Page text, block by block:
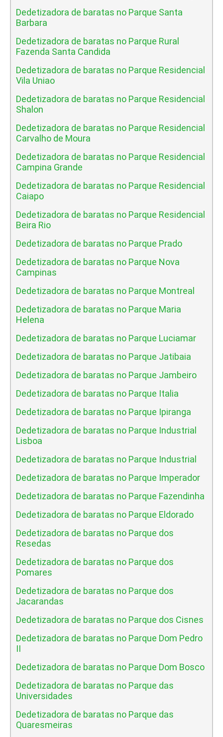
Dedetizadora de baratas no Parque Santa
Barbara
Dedetizadora de baratas no Parque Rural
Fazenda Santa Candida
Dedetizadora de baratas no Parque Residencial
Vila Uniao
Dedetizadora de baratas no Parque Residencial
Shalon
Dedetizadora de baratas no Parque Residencial
Carvalho de Moura
Dedetizadora de baratas no Parque Residencial
Campina Grande
Dedetizadora de baratas no Parque Residencial
Caiapo
Dedetizadora de baratas no Parque Residencial
Beira Rio
Dedetizadora de baratas no Parque Prado
Dedetizadora de baratas no Parque Nova
Campinas
Dedetizadora de baratas no Parque Montreal
Dedetizadora de baratas no Parque Maria
Helena
Dedetizadora de baratas no Parque Luciamar
Dedetizadora de baratas no Parque Jatibaia
Dedetizadora de baratas no Parque Jambeiro
Dedetizadora de baratas no Parque Italia
Dedetizadora de baratas no Parque Ipiranga
Dedetizadora de baratas no Parque Industrial
Lisboa
Dedetizadora de baratas no Parque Industrial
Dedetizadora de baratas no Parque Imperador
Dedetizadora de baratas no Parque Fazendinha
Dedetizadora de baratas no Parque Eldorado
Dedetizadora de baratas no Parque dos
Resedas
Dedetizadora de baratas no Parque dos
Pomares
Dedetizadora de baratas no Parque dos
Jacarandas
Dedetizadora de baratas no Parque dos Cisnes
Dedetizadora de baratas no Parque Dom Pedro
II
Dedetizadora de baratas no Parque Dom Bosco
Dedetizadora de baratas no Parque das
Universidades
Dedetizadora de baratas no Parque das
Quaresmeiras